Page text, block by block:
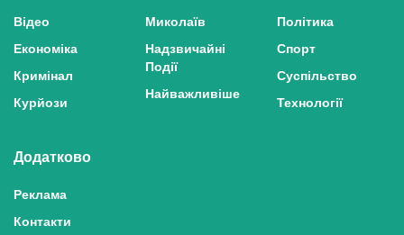
Відео
Економіка
Кримінал
Курйози
Миколаїв
Надзвичайні
Події
Найважливіше
Політика
Спорт
Суспільство
Технології
Додатково
Реклама
Контакти